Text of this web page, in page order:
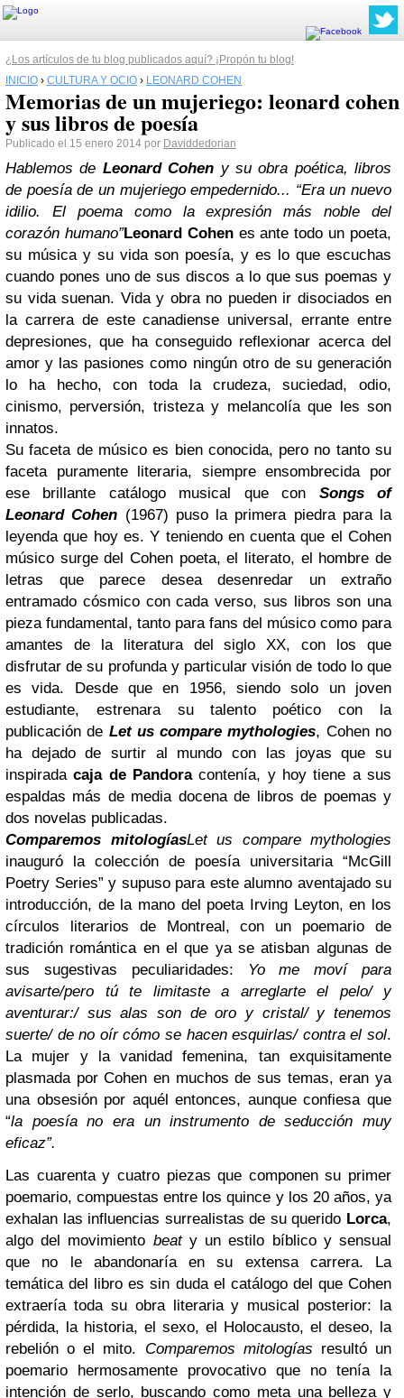
¿Los artículos de tu blog publicados aquí? ¡Propón tu blog!
INICIO › CULTURA Y OCIO › LEONARD COHEN
Memorias de un mujeriego: leonard cohen
y sus libros de poesía
Publicado el 15 enero 2014 por Daviddedorian
Hablemos de Leonard Cohen y su obra poética, libros
de poesía de un mujeriego empedernido... “Era un nuevo
idilio. El poema como la expresión más noble del
corazón humano”Leonard Cohenes ante todo un poeta,
su música y su vida son poesía, y es lo que escuchas
cuando pones uno de sus discos a lo que sus poemas y
su vida suenan. Vida y obra no pueden ir disociados en
la carrera de este canadiense universal, errante entre
depresiones, que ha conseguido reflexionar acerca del
amor y las pasiones como ningún otro de su generación
lo ha hecho, con toda la crudeza, suciedad, odio,
cinismo, perversión, tristeza y melancolía que les son
innatos.
Su faceta de músico es bien conocida, pero no tanto su
faceta puramente literaria, siempre ensombrecida por
ese brillante catálogo musical que con Songs of
Leonard Cohen (1967) puso la primera piedra para la
leyenda que hoy es. Y teniendo en cuenta que el Cohen
músico surge del Cohen poeta, el literato, el hombre de
letras que parece desea desenredar un extraño
entramado cósmico con cada verso, sus libros son una
pieza fundamental, tanto para fans del músico como para
amantes de la literatura del siglo XX, con los que
disfrutar de su profunda y particular visión de todo lo que
es vida. Desde que en 1956, siendo solo un joven
estudiante, estrenara su talento poético con la
publicación de Let us compare mythologies, Cohen no
ha dejado de surtir al mundo con las joyas que su
inspiradacaja de Pandoracontenía, y hoy tiene a sus
espaldas más de media docena de libros de poemas y
dos novelas publicadas.
Comparemos mitologíasLet us compare mythologies
inauguró la colección de poesía universitaria “McGill
Poetry Series” y supuso para este alumno aventajado su
introducción, de la mano del poeta Irving Leyton, en los
círculos literarios de Montreal, con un poemario de
tradición romántica en el que ya se atisban algunas de
sus sugestivas peculiaridades:
Yo me moví para
avisarte/pero tú te limitaste a arreglarte el pelo/ y
aventurar:/ sus alas son de oro y cristal/ y tenemos
suerte/ de no oír cómo se hacen esquirlas/ contra el sol.
La mujer y la vanidad femenina, tan exquisitamente
plasmada por Cohen en muchos de sus temas, eran ya
una obsesión por aquél entonces, aunque confiesa que
“la poesía no era un instrumento de seducción muy
eficaz”.
Las cuarenta y cuatro piezas que componen su primer
poemario, compuestas entre los quince y los 20 años, ya
exhalan las influencias surrealistas de su querido Lorca,
algo del movimiento beaty un estilo bíblico y sensual
que no le abandonaría en su extensa carrera. La
temática del libro es sin duda el catálogo del que Cohen
extraería toda su obra literaria y musical posterior: la
pérdida, la historia, el sexo, el Holocausto, el deseo, la
rebelión o el mito. Comparemos mitologías resultó un
poemario hermosamente provocativo que no tenía la
intención de serlo, buscando como meta una belleza y